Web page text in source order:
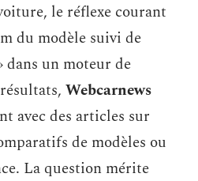
le réflexe courant
du modèle suivi de
dans un moteur de
Webcarnews
avec des articles sur
de modèles ou
La question mérite